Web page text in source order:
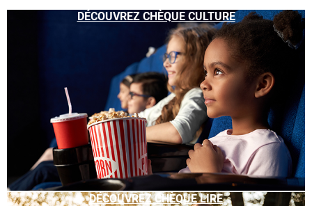
DÉCOUVREZ CHÈQUE CULTURE
DÉCOUVREZ CHÈQUE LIRE